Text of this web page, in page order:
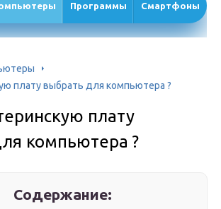
Программы Смартфоны
плату выбрать для компьютера ?️
плату
компьютера ?️
Содержание: